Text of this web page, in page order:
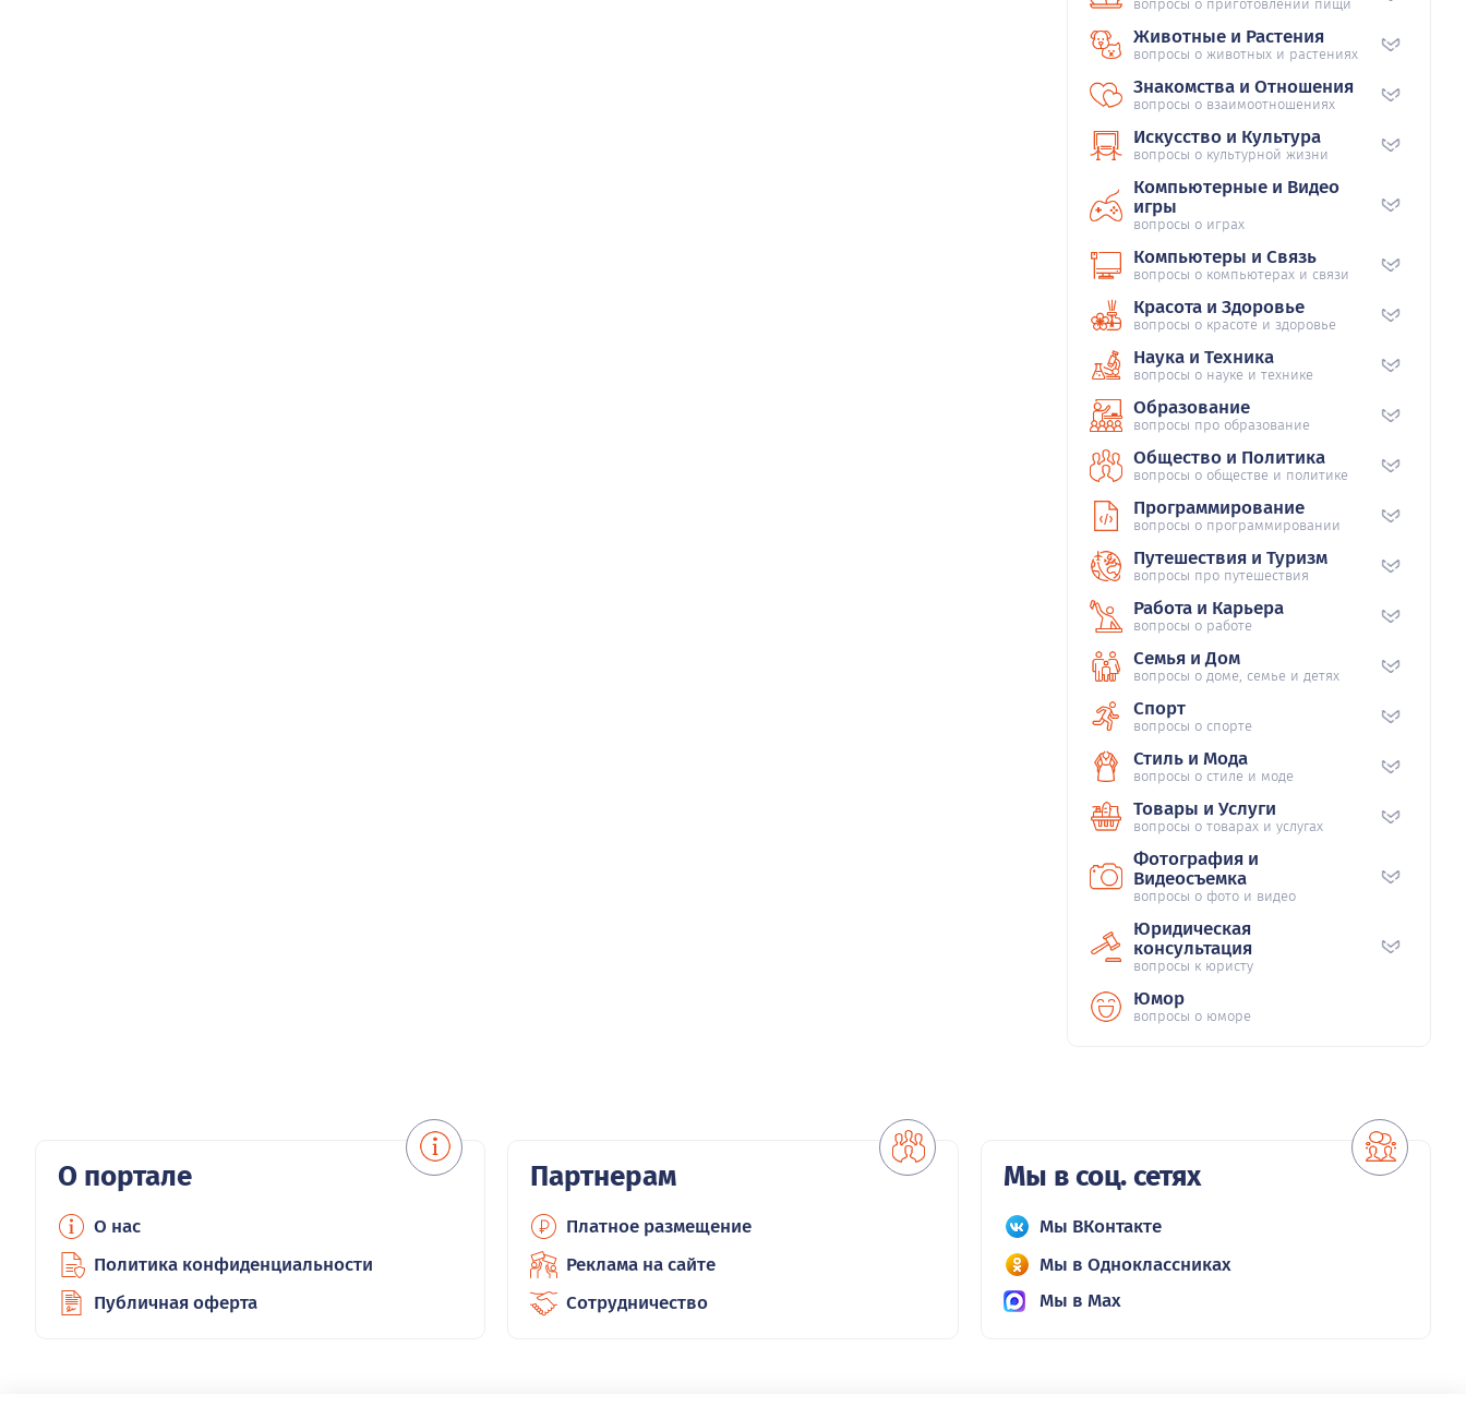
вопросы о приготовлении пищи
Животные и Растения
вопросы о животных и растениях
Знакомства и Отношения
вопросы о взаимоотношениях
Искусство и Культура
вопросы о культурной жизни
Компьютерные и Видео
игры
вопросы о играх
Компьютеры и Связь
вопросы о компьютерах и связи
Красота и Здоровье
вопросы о красоте и здоровье
Наука и Техника
вопросы о науке и технике
Образование
вопросы про образование
Общество и Политика
вопросы о обществе и политике
Программирование
вопросы о программировании
Путешествия и Туризм
вопросы про путешествия
Работа и Карьера
вопросы о работе
Семья и Дом
вопросы о доме, семье и детях
Спорт
вопросы о спорте
Стиль и Мода
вопросы о стиле и моде
Товары и Услуги
вопросы о товарах и услугах
Фотография и
Видеосъемка
вопросы о фото и видео
Юридическая
консультация
вопросы к юристу
Юмор
вопросы о юморе
О портале
О нас
Политика конфиденциальности
Публичная оферта
Партнерам
Платное размещение
Реклама на сайте
Сотрудничество
Мы в соц. сетях
Мы ВКонтакте
Мы в Одноклассниках
Мы в Max